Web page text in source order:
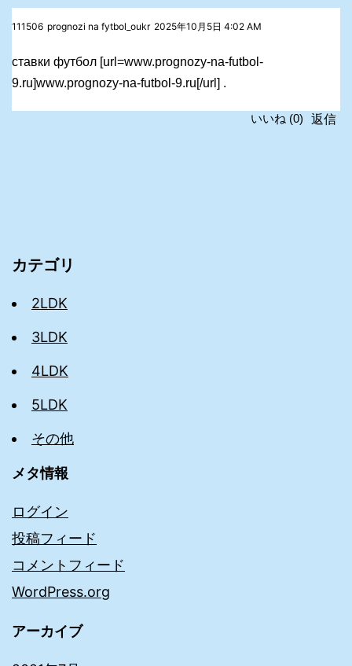
111506 prognozi na fytbol_oukr 2025年10月5日 4:02 AM
ставки футбол [url=www.prognozy-na-futbol-
9.ru]www.prognozy-na-futbol-9.ru[/url] .
返信
いいね (0)
カテゴリ
2LDK
3LDK
4LDK
5LDK
その他
メタ情報
ログイン
投稿フィード
コメントフィード
WordPress.org
アーカイブ